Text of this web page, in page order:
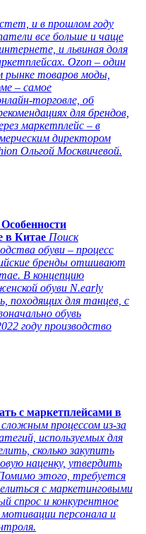
и в прошлом году
все больше и чаще
и львиная доля
Ozon – один
рынке товаров моды,
– самое
торговле, об
для брендов,
маркетплейс – в
директором
Ольгой Москвичевой.
в Китае Поиск
обуви – процесс
бренды отшивают
В концепцию
обуви N.early
походящих для танцев, с
обувь
году производство
с маркетплейсами в
сложным процессом из-за
используемых для
сколько закупить
наценку, утвердить
этого, требуется
с маркетинговыми
спрос и конкурентное
персонала и